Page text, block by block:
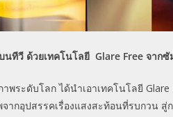
นทีวี ด้วยเทคโนโลยี Glare Free จากซั
พระดับโลก ได้นำเอาเทคโนโลยี Glare
ากอุปสรรคเรื่องแสงสะท้อนที่รบกวน สู่